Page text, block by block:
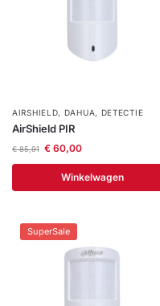
AIRSHIELD, DAHUA, DETECTIE
AirShield PIR
€85,91 €60,00
Winkelwagen
SuperSale